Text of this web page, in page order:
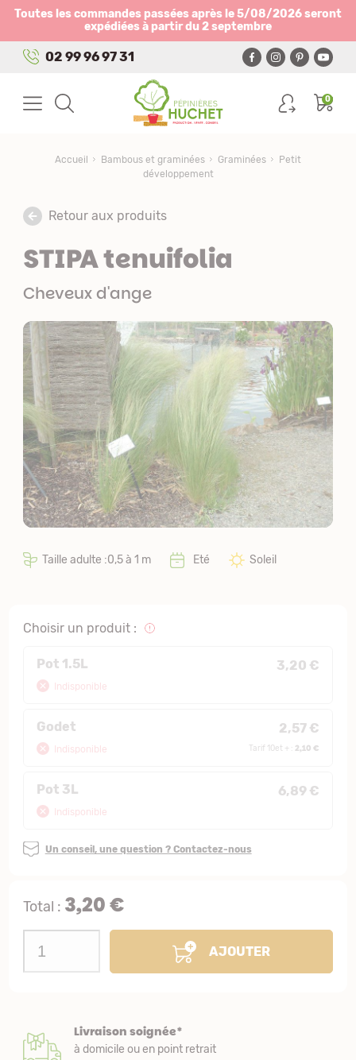
Toutes les commandes passées après le 5/08/2026 seront
expédiées à partir du 2 septembre
02 99 96 97 31
0
Accueil Bambous et graminées Graminées
Petit
développement
Retour aux produits
STIPA tenuifolia
Cheveux d'ange
Taille adulte :0,5 à 1 m Eté Soleil
Choisir un produit :
Pot 1.5L 3,20 €
Indisponible
Godet 2,57 €
Indisponible Tarif 10et + : 2,10 €
Pot 3L 6,89 €
Indisponible
Un conseil, une question ? Contactez-nous
Total : 3,20 €
AJOUTER
Livraison soignée*
à domicile ou en point retrait
Panneau de gestion des cookies